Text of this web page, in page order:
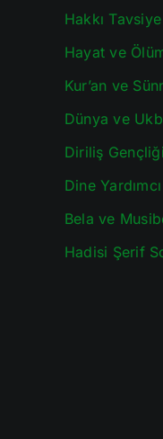
Hakkı Tavsiye
Hayat ve
Kur’an ve
Dünya ve
Diriliş Gençliği
Dine
Bela ve
Hadisi Şerif